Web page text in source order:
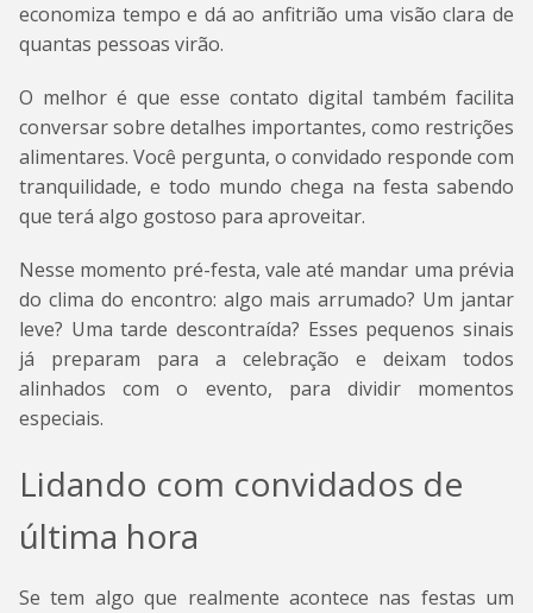
economiza tempo e dá ao anfitrião uma visão clara de
quantas pessoas virão.
O melhor é que esse contato digital também facilita
conversar sobre detalhes importantes, como restrições
alimentares. Você pergunta, o convidado responde com
tranquilidade, e todo mundo chega na festa sabendo
que terá algo gostoso para aproveitar.
Nesse momento pré-festa, vale até mandar uma prévia
do clima do encontro: algo mais arrumado? Um jantar
leve? Uma tarde descontraída? Esses pequenos sinais
já preparam para a celebração e deixam todos
alinhados com o evento, para dividir momentos
especiais.
Lidando com convidados de
última hora
Se tem algo que realmente acontece nas festas um